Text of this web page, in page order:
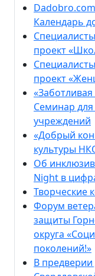
Календарь
проект
проект
Семинар
учреждений
«Добрый
культуры
Об
Night в
Творческие
Форум
защиты
округа
поколений!»
В